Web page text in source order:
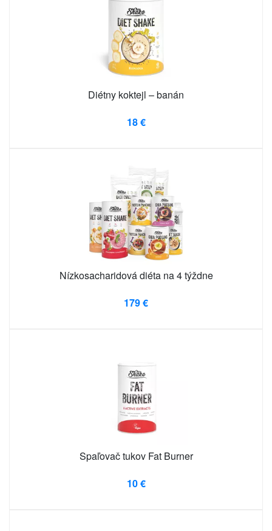
Diétny koktejl – banán
18 €
Nízkosacharidová diéta na 4 týždne
179 €
Spaľovač tukov Fat Burner
10 €